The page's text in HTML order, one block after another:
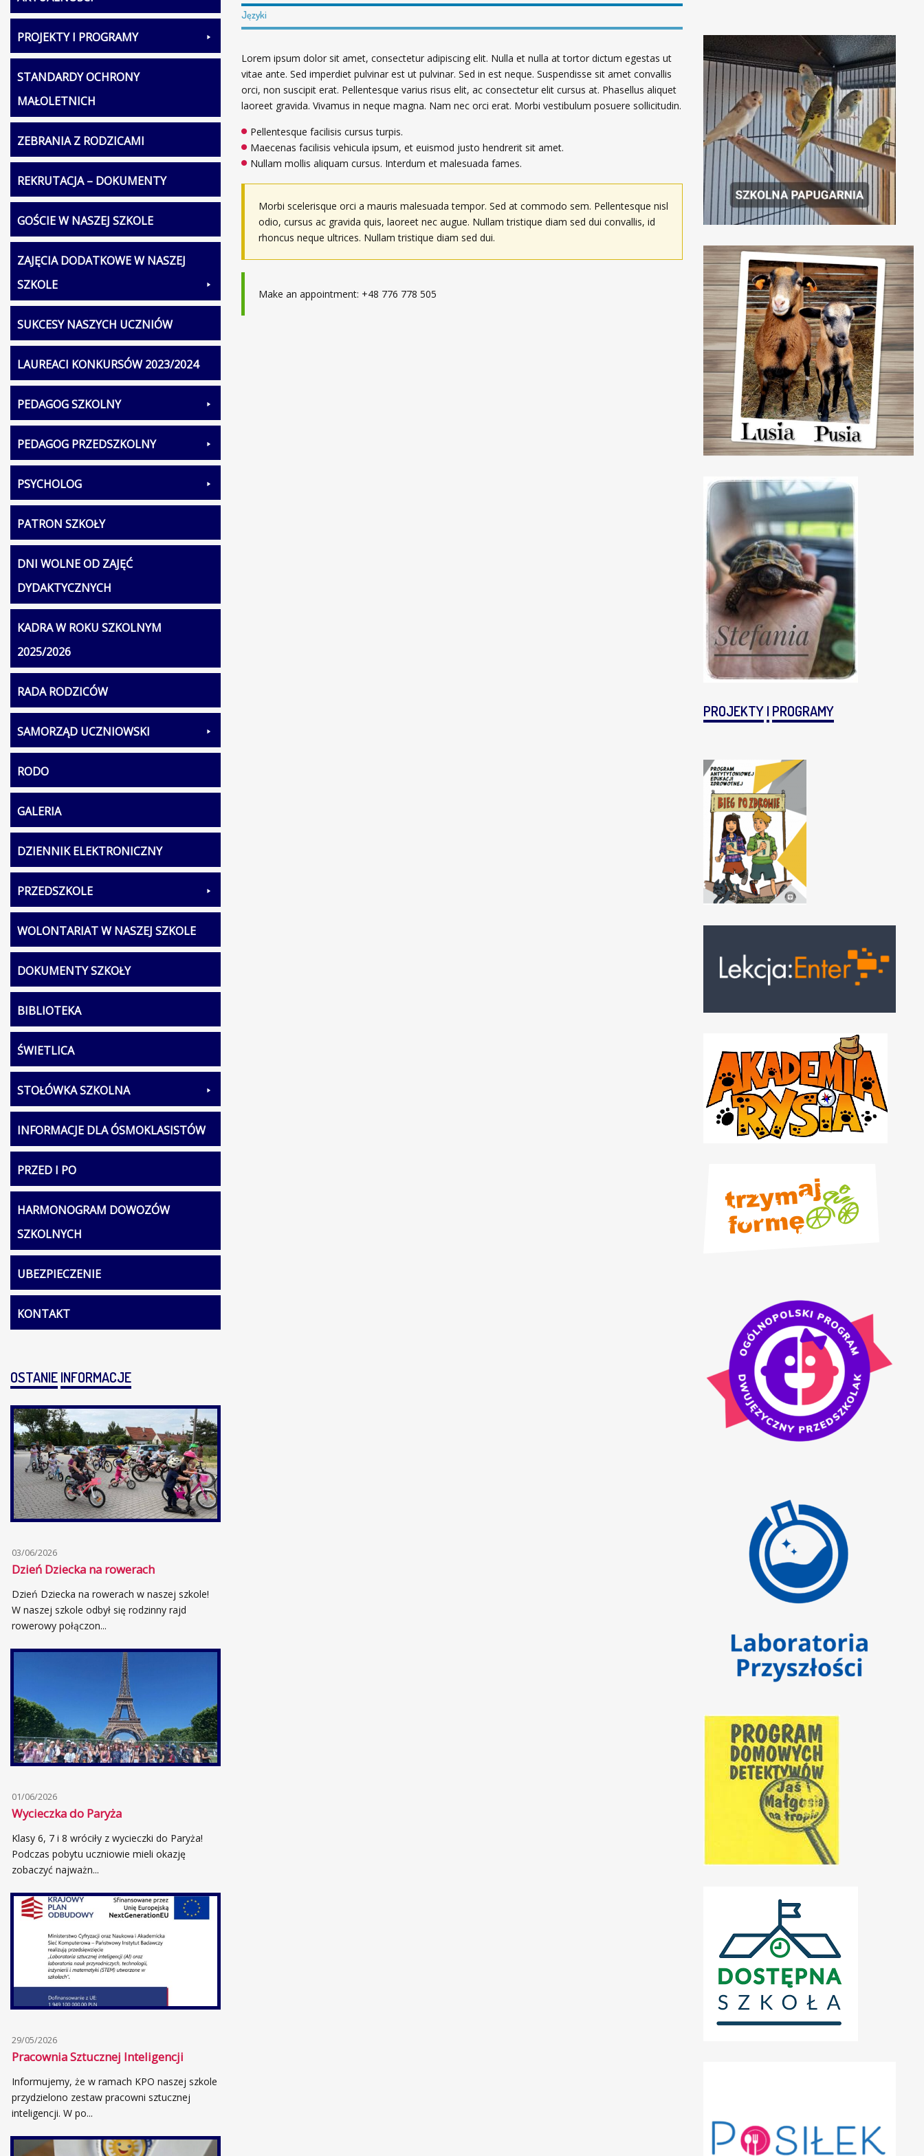
Języki
Lorem ipsum dolor sit amet, consectetur adipiscing elit. Nulla et nulla at tortor dictum egestas ut
vitae ante. Sed imperdiet pulvinar est ut pulvinar. Sed in est neque. Suspendisse sit amet convallis
orci, non suscipit erat. Pellentesque varius risus elit, ac consectetur elit cursus at. Phasellus aliquet
laoreet gravida. Vivamus in neque magna. Nam nec orci erat. Morbi vestibulum posuere sollicitudin.
Pellentesque facilisis cursus turpis.
Maecenas facilisis vehicula ipsum, et euismod justo hendrerit sit amet.
Nullam mollis aliquam cursus. Interdum et malesuada fames.
Morbi scelerisque orci a mauris malesuada tempor. Sed at commodo sem. Pellentesque nisl
odio, cursus ac gravida quis, laoreet nec augue. Nullam tristique diam sed dui convallis, id
rhoncus neque ultrices. Nullam tristique diam sed dui.
Make an appointment: +48 776 778 505
PROJEKTY I PROGRAMY
STANDARDY OCHRONY
MAŁOLETNICH
ZEBRANIA Z RODZICAMI
REKRUTACJA – DOKUMENTY
GOŚCIE W NASZEJ SZKOLE
ZAJĘCIA DODATKOWE W NASZEJ
SZKOLE
SUKCESY NASZYCH UCZNIÓW
LAUREACI KONKURSÓW 2023/2024
PEDAGOG SZKOLNY
PEDAGOG PRZEDSZKOLNY
PSYCHOLOG
PATRON SZKOŁY
DNI WOLNE OD ZAJĘĆ
DYDAKTYCZNYCH
KADRA W ROKU SZKOLNYM
2025/2026
RADA RODZICÓW
SAMORZĄD UCZNIOWSKI
RODO
GALERIA
DZIENNIK ELEKTRONICZNY
PRZEDSZKOLE
WOLONTARIAT W NASZEJ SZKOLE
DOKUMENTY SZKOŁY
BIBLIOTEKA
ŚWIETLICA
STOŁÓWKA SZKOLNA
INFORMACJE DLA ÓSMOKLASISTÓW
PRZED I PO
HARMONOGRAM DOWOZÓW
SZKOLNYCH
UBEZPIECZENIE
KONTAKT
OSTANIEINFORMACJE
03/06/2026
Dzień Dziecka na rowerach
Dzień Dziecka na rowerach w naszej szkole!
W naszej szkole odbył się rodzinny rajd
rowerowy połączon...
01/06/2026
Wycieczka do Paryża
Klasy 6, 7 i 8 wróciły z wycieczki do Paryża!
Podczas pobytu uczniowie mieli okazję
zobaczyć najważn...
29/05/2026
Pracownia Sztucznej Inteligencji
Informujemy, że w ramach KPO naszej szkole
przydzielono zestaw pracowni sztucznej
inteligencji. W po...
PROJEKTYIPROGRAMY